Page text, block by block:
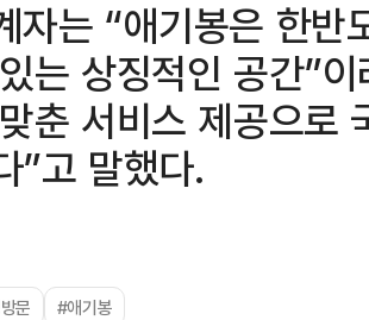
자는 “애기봉은 한
는 상징적인 공간”
춘 서비스 제공으로
”고 말했다.
문 #애기봉